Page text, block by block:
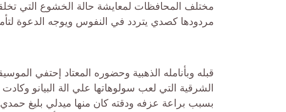
مختلف المحافظات لمعايشة حالة الخشوع التي
مردودها كصدي يتردد في النفوس ويوجه الدعوة
قبله وبأنامله الذهبية وحضوره المعتاد إحتفي
الشرقية التي لعب سولوهاتها علي الة البيانو وكادت
بسبب براعة عزفه ودقته كان منها ميدلي بليغ حمدي،